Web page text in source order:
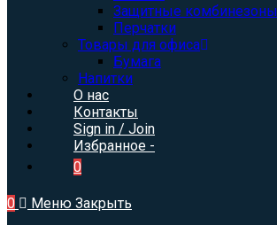
Защитные комбинезоны
Перчатки
Товары для офиса
Бумага
Напитки
О нас
Контакты
Sign in / Join
Избранное -
0
0 Меню Закрыть